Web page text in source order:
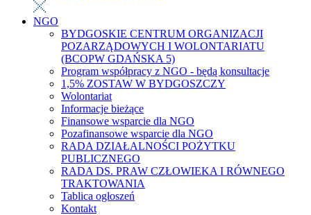
NGO
BYDGOSKIE CENTRUM ORGANIZACJI
POZARZĄDOWYCH I WOLONTARIATU
(BCOPW GDAŃSKA 5)
Program współpracy z NGO - będą konsultacje
1,5% ZOSTAW W BYDGOSZCZY
Wolontariat
Informacje bieżące
Finansowe wsparcie dla NGO
Pozafinansowe wsparcie dla NGO
RADA DZIAŁALNOŚCI POŻYTKU
PUBLICZNEGO
RADA DS. PRAW CZŁOWIEKA I RÓWNEGO
TRAKTOWANIA
Tablica ogłoszeń
Kontakt